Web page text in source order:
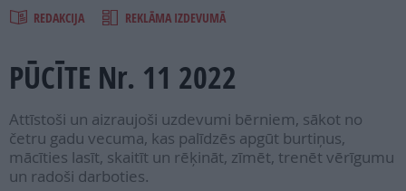
REDAKCIJA REKLĀMA IZDEVUMĀ
PŪCĪTE Nr. 11 2022
Attīstoši un aizraujoši uzdevumi bērniem, sākot no
četru gadu vecuma, kas palīdzēs apgūt burtiņus,
mācīties lasīt, skaitīt un rēķināt, zīmēt, trenēt vērīgumu
un radoši darboties.